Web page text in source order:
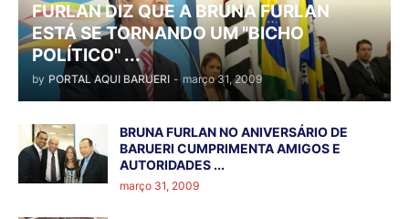
FURLAN DIZ QUE A BRUNA FURLAN
ESTÁ SE TORNANDO UM "BICHO
POLÍTICO" ...
by PORTAL AQUI BARUERI - março 31, 2009
BRUNA FURLAN NO ANIVERSÁRIO DE
BARUERI CUMPRIMENTA AMIGOS E
AUTORIDADES ...
março 31, 2009